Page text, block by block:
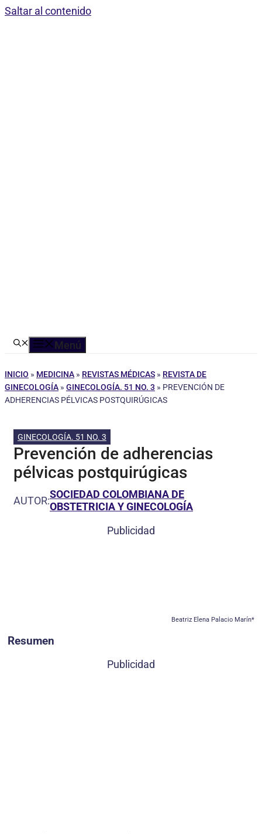
Saltar al contenido
Menú
INICIO » MEDICINA » REVISTAS MÉDICAS » REVISTA DE
GINECOLOGÍA » GINECOLOGÍA. 51 NO. 3 » PREVENCIÓN DE
ADHERENCIAS PÉLVICAS POSTQUIRÚGICAS
GINECOLOGÍA. 51 NO. 3
Prevención de adherencias
pélvicas postquirúgicas
AUTOR:SOCIEDAD COLOMBIANA DE
OBSTETRICIA Y GINECOLOGÍA
Publicidad
Beatriz Elena Palacio Marín*
Resumen
Publicidad